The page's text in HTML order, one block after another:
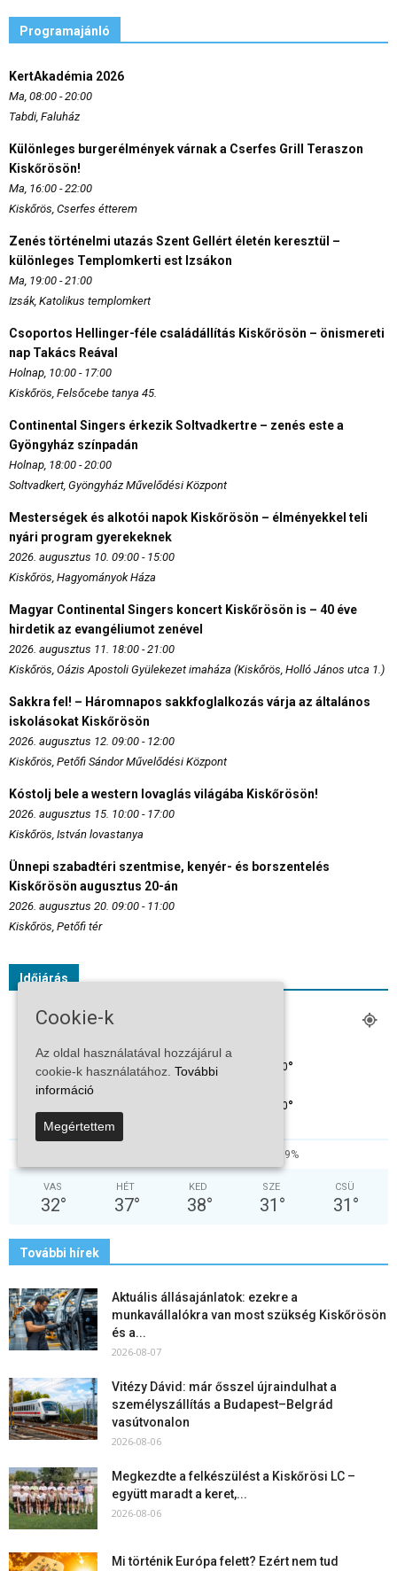
Programajánló
KertAkadémia 2026
Ma, 08:00 - 20:00
Tabdi, Faluház
Különleges burgerélmények várnak a Cserfes Grill Teraszon
Kiskőrösön!
Ma, 16:00 - 22:00
Kiskőrös, Cserfes étterem
Zenés történelmi utazás Szent Gellért életén keresztül –
különleges Templomkerti est Izsákon
Ma, 19:00 - 21:00
Izsák, Katolikus templomkert
Csoportos Hellinger-féle családállítás Kiskőrösön – önismereti
nap Takács Reával
Holnap, 10:00 - 17:00
Kiskőrös, Felsőcebe tanya 45.
Continental Singers érkezik Soltvadkertre – zenés este a
Gyöngyház színpadán
Holnap, 18:00 - 20:00
Soltvadkert, Gyöngyház Művelődési Központ
Mesterségek és alkotói napok Kiskőrösön – élményekkel teli
nyári program gyerekeknek
2026. augusztus 10. 09:00 - 15:00
Kiskőrös, Hagyományok Háza
Magyar Continental Singers koncert Kiskőrösön is – 40 éve
hirdetik az evangéliumot zenével
2026. augusztus 11. 18:00 - 21:00
Kiskőrös, Oázis Apostoli Gyülekezet imaháza (Kiskőrös, Holló János utca 1.)
Sakkra fel! – Háromnapos sakkfoglalkozás várja az általános
iskolásokat Kiskőrösön
2026. augusztus 12. 09:00 - 12:00
Kiskőrös, Petőfi Sándor Művelődési Központ
Kóstolj bele a western lovaglás világába Kiskőrösön!
2026. augusztus 15. 10:00 - 17:00
Kiskőrös, István lovastanya
Ünnepi szabadtéri szentmise, kenyér- és borszentelés
Kiskőrösön augusztus 20-án
2026. augusztus 20. 09:00 - 11:00
Kiskőrös, Petőfi tér
Időjárás
KISKŐRÖS
20° 20°
20°
9%
VAS
32°
HÉT
37°
KED
38°
SZE
31 °
CSÜ
31 °
További hírek
Aktuális állásajánlatok: ezekre a
munkavállalókra van most szükség Kiskőrösön
és a...
2026-08-07
Vitézy Dávid: már ősszel újraindulhat a
személyszállítás a Budapest–Belgrád
vasútvonalon
2026-08-06
Megkezdte a felkészülést a Kiskőrösi LC –
együtt maradt a keret,...
2026-08-06
Mi történik Európa felett? Ezért nem tud
Cookie-k
Az oldal használatával hozzájárul a
cookie-k használatához. További
információ
Megértettem